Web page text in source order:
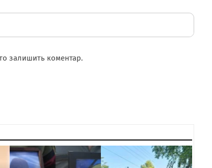
залишить коментар.